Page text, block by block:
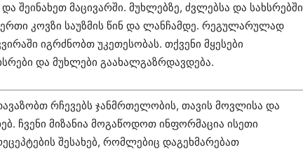
შეინახეთ მაცივარში. მუხლებზე, ძვლებსა და სახსრებში
კოვზი საუზმის წინ და ლანჩამდე. რეგულარულად
იგრძნობთ უკეთესობას. თქვენი მყესები
და მუხლები გაახალგაზრდავდება.
რჩევებს ჯანმრთელობის, თავის მოვლისა და
ჩვენი მიზანია მოგაწოდოთ ინფორმაცია ისეთი
შესახებ, რომლებიც დაგეხმარებათ